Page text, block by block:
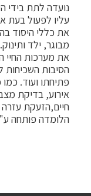
נועדה לתת בידי
עליו לפעול בעת
את כללי היסוד
מבוגר, ילד
את מערכות החיי
הסיבות השכיחות
פתיחתו ועוד.
אירוע, בדיקת
חיים,הזעקת
הלומדה פותחה